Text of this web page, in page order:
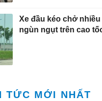
Xe đầu kéo chở
ngùn ngụt trên cao
TỨC MỚI NHẤT